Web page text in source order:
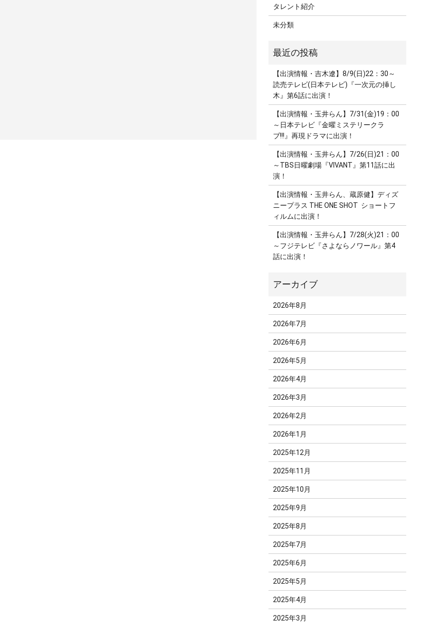
タレント紹介
未分類
【出演情報・吉木遼】8/9(日)22：30～
読売テレビ(日本テレビ)『一次元の挿し
木』第6話に出演！
【出演情報・玉井らん】7/31(金)19：00
～日本テレビ『金曜ミステリークラ
ブ!!!』再現ドラマに出演！
【出演情報・玉井らん】7/26(日)21：00
～TBS日曜劇場『VIVANT』第11話に出
演！
【出演情報・玉井らん、蔵原健】ディズ
ニープラス THE ONE SHOT ショートフ
ィルムに出演！
【出演情報・玉井らん】7/28(火)21：00
～フジテレビ『さよならノワール』第4
話に出演！
2026年8月
2026年7月
2026年6月
2026年5月
2026年4月
2026年3月
2026年2月
2026年1月
2025年12月
2025年11月
2025年10月
2025年9月
2025年8月
2025年7月
2025年6月
2025年5月
2025年4月
2025年3月